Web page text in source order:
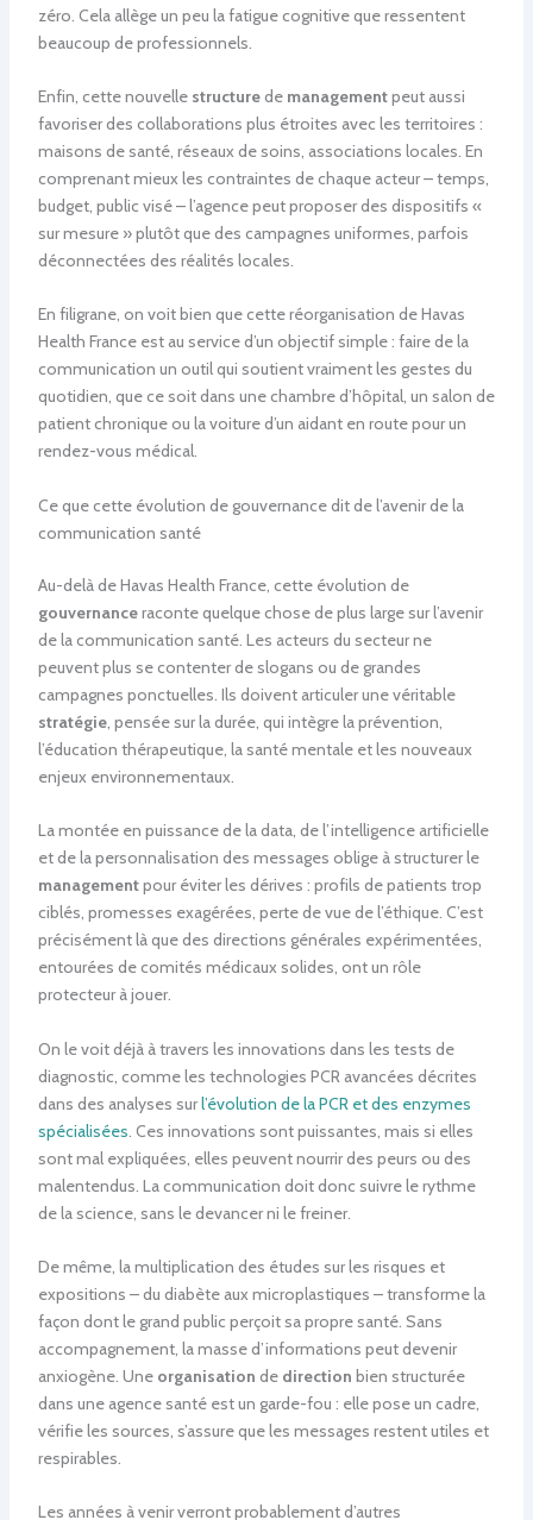
zéro. Cela allège un peu la fatigue cognitive que ressentent
beaucoup de professionnels.
Enfin, cette nouvelle structurede managementpeut aussi
favoriser des collaborations plus étroites avec les territoires :
maisons de santé, réseaux de soins, associations locales. En
comprenant mieux les contraintes de chaque acteur – temps,
budget, public visé – l’agence peut proposer des dispositifs «
sur mesure » plutôt que des campagnes uniformes, parfois
déconnectées des réalités locales.
En filigrane, on voit bien que cette réorganisation de Havas
Health France est au service d’un objectif simple : faire de la
communication un outil qui soutient vraiment les gestes du
quotidien, que ce soit dans une chambre d’hôpital, un salon de
patient chronique ou la voiture d’un aidant en route pour un
rendez-vous médical.
Ce que cette évolution de gouvernance dit de l’avenir de la
communication santé
Au-delà de Havas Health France, cette évolution de
gouvernanceraconte quelque chose de plus large sur l’avenir
de la communication santé. Les acteurs du secteur ne
peuvent plus se contenter de slogans ou de grandes
campagnes ponctuelles. Ils doivent articuler une véritable
stratégie, pensée sur la durée, qui intègre la prévention,
l’éducation thérapeutique, la santé mentale et les nouveaux
enjeux environnementaux.
La montée en puissance de la data, de l’intelligence artificielle
et de la personnalisation des messages oblige à structurer le
managementpour éviter les dérives : profils de patients trop
ciblés, promesses exagérées, perte de vue de l’éthique. C’est
précisément là que des directions générales expérimentées,
entourées de comités médicaux solides, ont un rôle
protecteur à jouer.
On le voit déjà à travers les innovations dans les tests de
diagnostic, comme les technologies PCR avancées décrites
dans des analyses surl’évolution de la PCR et des enzymes
spécialisées. Ces innovations sont puissantes, mais si elles
sont mal expliquées, elles peuvent nourrir des peurs ou des
malentendus. La communication doit donc suivre le rythme
de la science, sans le devancer ni le freiner.
De même, la multiplication des études sur les risques et
expositions – du diabète aux microplastiques – transforme la
façon dont le grand public perçoit sa propre santé. Sans
accompagnement, la masse d’informations peut devenir
anxiogène. Une organisation de direction bien structurée
dans une agence santé est un garde-fou : elle pose un cadre,
vérifie les sources, s’assure que les messages restent utiles et
respirables.
Les années à venir verront probablement d’autres